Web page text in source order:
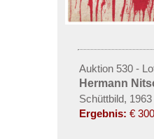
Auktion 530 -
Hermann
Schüttbild, 1963
Ergebnis: €